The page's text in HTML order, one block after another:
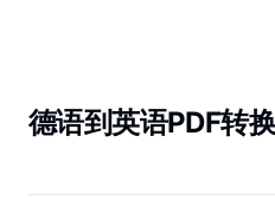
德语到英语PDF转